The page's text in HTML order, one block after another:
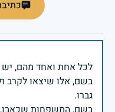
בשם, אלו שיצאו לקרב